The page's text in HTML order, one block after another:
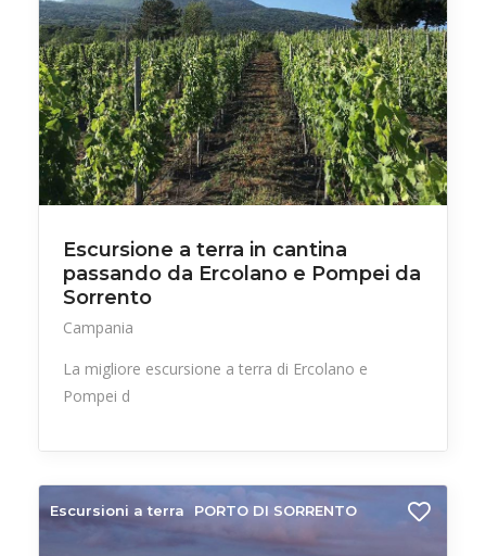
Escursione a terra in cantina
passando da Ercolano e Pompei da
Sorrento
Campania
La migliore escursione a terra di Ercolano e
Pompei d
Escursioni a terra PORTO DI SORRENTO